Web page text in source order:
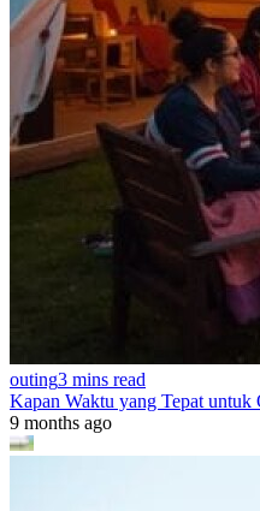
outing3 mins read
Kapan Waktu yang Tepat
9 months ago